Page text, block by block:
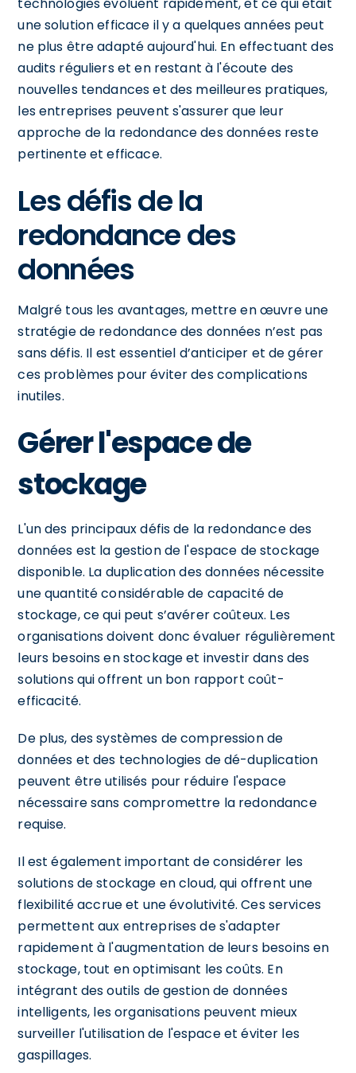
une solution efficace il y a quelques années peut
ne plus être adapté aujourd'hui. En effectuant des
audits réguliers et en restant à l'écoute des
nouvelles tendances et des meilleures pratiques,
les entreprises peuvent s'assurer que leur
approche de la redondance des données reste
pertinente et efficace.
Les défis de la
redondance des
données
Malgré tous les avantages, mettre en œuvre une
stratégie de redondance des données n’est pas
sans défis. Il est essentiel d’anticiper et de gérer
ces problèmes pour éviter des complications
inutiles.
Gérer l'espace de
stockage
L'un des principaux défis de la redondance des
données est la gestion de l'espace de stockage
disponible. La duplication des données nécessite
une quantité considérable de capacité de
stockage, ce qui peut s’avérer coûteux. Les
organisations doivent donc évaluer régulièrement
leurs besoins en stockage et investir dans des
solutions qui offrent un bon rapport coût-
efficacité.
De plus, des systèmes de compression de
données et des technologies de dé-duplication
peuvent être utilisés pour réduire l'espace
nécessaire sans compromettre la redondance
requise.
Il est également important de considérer les
solutions de stockage en cloud, qui offrent une
flexibilité accrue et une évolutivité. Ces services
permettent aux entreprises de s'adapter
rapidement à l'augmentation de leurs besoins en
stockage, tout en optimisant les coûts. En
intégrant des outils de gestion de données
intelligents, les organisations peuvent mieux
surveiller l'utilisation de l'espace et éviter les
gaspillages.